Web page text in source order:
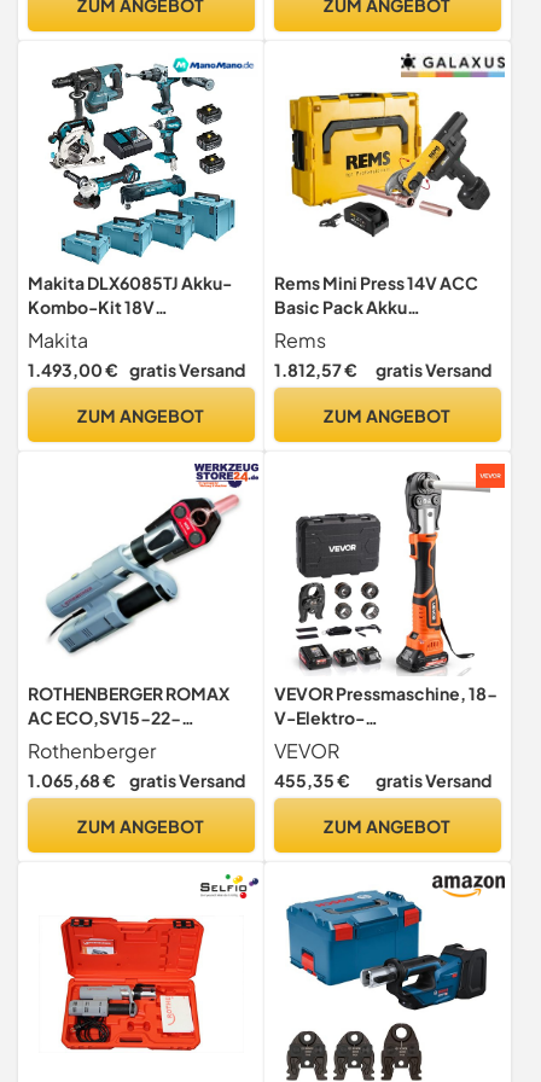
Zuverlässiges Werkzeug
und Aderendhülsen
Makita DLX6085TJ Akku-
Kombo-Kit 18V
(DHR243+DHP481+DTD153
+DHS680+DGA513+DTM51
) / 5,0 Ah, 3 Akkus +
Makita
1.493,00 € gratis Versand
ZUM ANGEBOT
Rems Mini Press 14V ACC
Basic Pack Akku
Radialpresse 14,4 V 22 kN
(578013 R220) + 1x Akku 2,5
Ah + Ladegerät + L-Boxx
Rems
1.812,57 € gratis Versand
ZUM ANGEBOT
ROTHENBERGER ROMAX
AC ECO,SV15-22-
28mm,230V,TypC,Netz |
15740 | Presstechnik,
Pressmaschinen
Rothenberger
1.065,68 € gratis Versand
ZUM ANGEBOT
VEVOR Pressmaschine, 18-
V-Elektro-
Rohrpresswerkzeug-Set für
PEX- & Aluminium-
Kunststoff-Rohre – mit
& U32, 2 x 2-Ah-Akkus,
Tragekoffer
VEVOR
455,35 € gratis Versand
ZUM ANGEBOT